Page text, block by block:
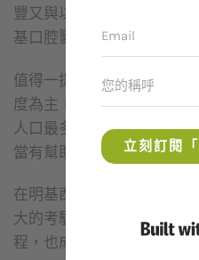
豐又與以色列合作夥伴 AB
基口腔醫材，推出 3D 植牙
值得一提的是，明基三豐
度為主，分別占公司營運
人口最多的國家取得銷售
當有幫助。
在明基西門子合併案失敗
大的考驗，發現自己罹患
程，也成為集團跨入醫療產
立刻訂閱